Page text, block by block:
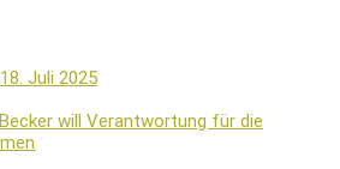
18. Juli 2025